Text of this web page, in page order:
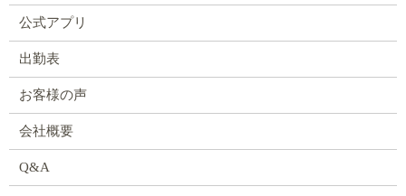
公式アプリ
出勤表
お客様の声
会社概要
Q&A